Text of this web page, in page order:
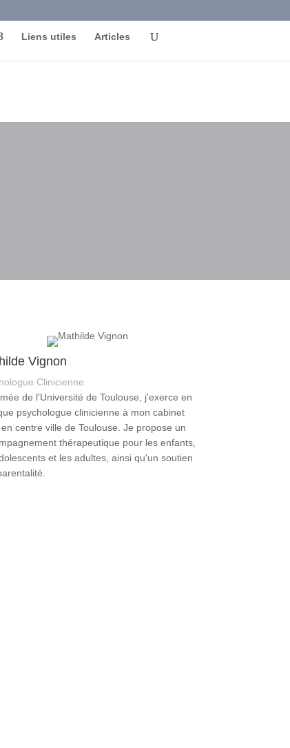
Liens utiles Articles
Vignon
Clinicienne
de l'Université de Toulouse, j'exerce en
psychologue clinicienne à mon cabinet
centre ville de Toulouse. Je propose un
thérapeutique pour les enfants,
et les adultes, ainsi qu'un soutien